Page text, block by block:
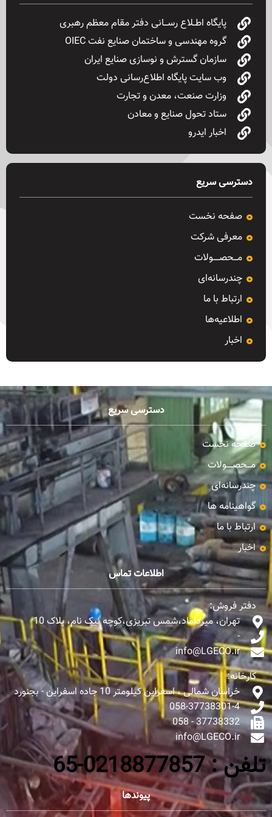
پایگاه اطــلاع رســـانی دفتر مقام معظم رهبری
گروه مهندسی و ساختمان صنایع نفت OIEC
سازمان گسترش و نوسازی صنایع ایران
وب سایت پایگاه اطلاع‌رسانی دولت
وزارت صنعت، معدن و تجارت
ستاد تحول صنایع و معادن
اخبار ایدرو
دسترسی سریع
صفحه نخست
معرفی شرکت
مـــحصـــــولات
چندرسانه‌ای
ارتباط با ما
اطلاعیه‌ها
اخبار
دسترسی سریع
صفحه نخست
مـــحصـــــولات
چندرسانه‌ای
گواهینامه ها
ارتباط با ما
اخبار
اطلاعات تماس
دفتر فروش:
تهران، میرداماد،شمس تبریزی،کوچه نیک نام، پلاک 10
-
info@LGECO.ir
کارخانه:
خراسان شمالی ، اسفراین کیلومتر 10 جاده اسفراین - بجنورد
058-37738301-4
37738332 - 058
info@LGECO.ir
تلفن : 0218877857-65
پیوندها